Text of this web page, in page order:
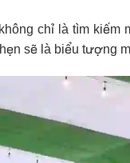
không chỉ là tìm kiếm
sẽ là biểu tượng